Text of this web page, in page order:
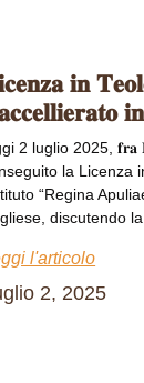
𝐢𝐧
2 luglio 2025, 𝐟𝐫𝐚
la Licenza
“Regina
discutendo
l'articolo
2, 2025